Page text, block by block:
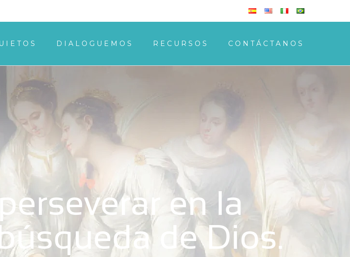
DIALOGUEMOS RECURSOS CONTÁCTANOS
en la
de Dios.